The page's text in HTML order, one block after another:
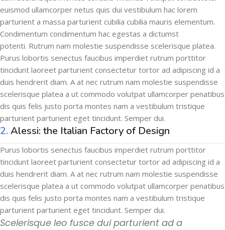
euismod ullamcorper netus quis dui vestibulum hac lorem
parturient a massa parturient cubilia cubilia mauris elementum.
Condimentum condimentum hac egestas a dictumst
potenti. Rutrum nam molestie suspendisse scelerisque platea.
Purus lobortis senectus faucibus imperdiet rutrum porttitor
tincidunt laoreet parturient consectetur tortor ad adipiscing id a
duis hendrerit diam. A at nec rutrum nam molestie suspendisse
scelerisque platea a ut commodo volutpat ullamcorper penatibus
dis quis felis justo porta montes nam a vestibulum tristique
parturient parturient eget tincidunt. Semper dui.
2. Alessi: the Italian Factory of Design
Purus lobortis senectus faucibus imperdiet rutrum porttitor
tincidunt laoreet parturient consectetur tortor ad adipiscing id a
duis hendrerit diam. A at nec rutrum nam molestie suspendisse
scelerisque platea a ut commodo volutpat ullamcorper penatibus
dis quis felis justo porta montes nam a vestibulum tristique
parturient parturient eget tincidunt. Semper dui.
Scelerisque leo fusce dui parturient ad a